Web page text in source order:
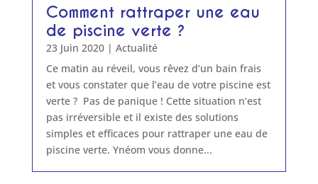
Comment rattraper une eau
de piscine verte ?
23 Juin 2020| Actualité
Ce matin au réveil, vous rêvez d’un bain frais
et vous constater que l’eau de votre piscine est
verte ? Pas de panique ! Cette situation n’est
pas irréversible et il existe des solutions
simples et efficaces pour rattraper une eau de
piscine verte. Ynéom vous donne...